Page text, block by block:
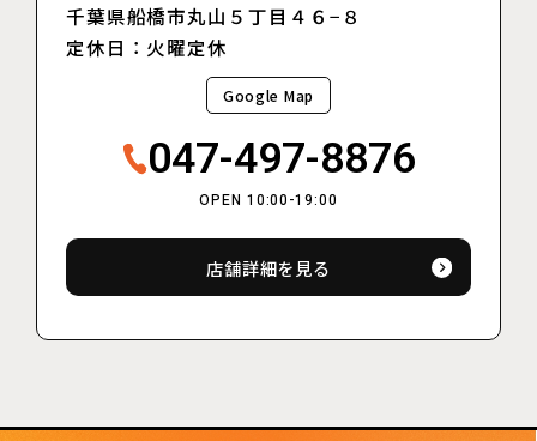
千葉県船橋市丸山５丁目４６−８
定休日：火曜定休
Google Map
047-497-8876
OPEN 10:00-19:00
店舗詳細を見る